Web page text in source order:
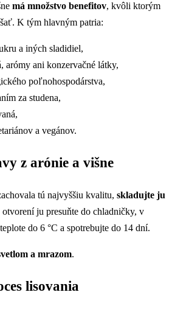
má množstvo benefitov, kvôli ktorým
K tým hlavným patria:
a iných sladidiel,
arómy ani konzervačné látky,
poľnohospodárstva,
za studena,
a vegánov.
z arónie a višne
tú najvyššiu kvalitu, skladujte ju
otvorení ju presuňte do chladničky, v
do 6 °C a spotrebujte do 14 dní.
a mrazom.
lisovania